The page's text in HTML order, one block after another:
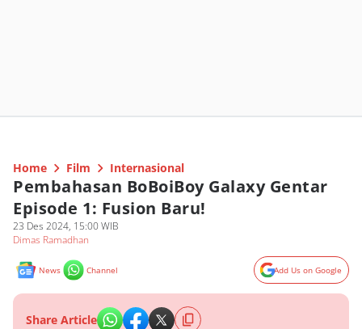
Home Film Internasional
Pembahasan BoBoiBoy Galaxy Gentar
Episode 1: Fusion Baru!
23 Des 2024, 15:00 WIB
Dimas Ramadhan
News Channel Add Us on Google
Share Article